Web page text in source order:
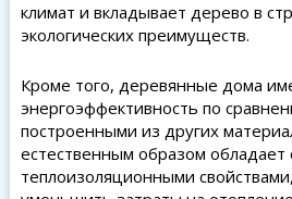
климат и вкладывает дерево в
экологических преимуществ.
Кроме того, деревянные дома
энергоэффективность по
построенными из других
естественным образом
теплоизоляционными